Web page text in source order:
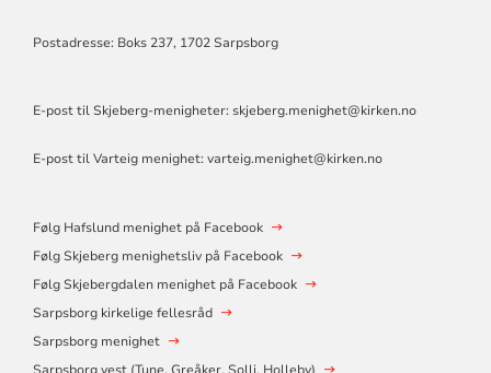
Postadresse: Boks 237, 1702 Sarpsborg
E-post til Skjeberg-menigheter: skjeberg.menighet@kirken.no
E-post til Varteig menighet: varteig.menighet@kirken.no
Følg Hafslund menighet på Facebook
Følg Skjeberg menighetsliv på Facebook
Følg Skjebergdalen menighet på Facebook
Sarpsborg kirkelige fellesråd
Sarpsborg menighet
Sarpsborg vest (Tune, Greåker, Solli, Holleby)